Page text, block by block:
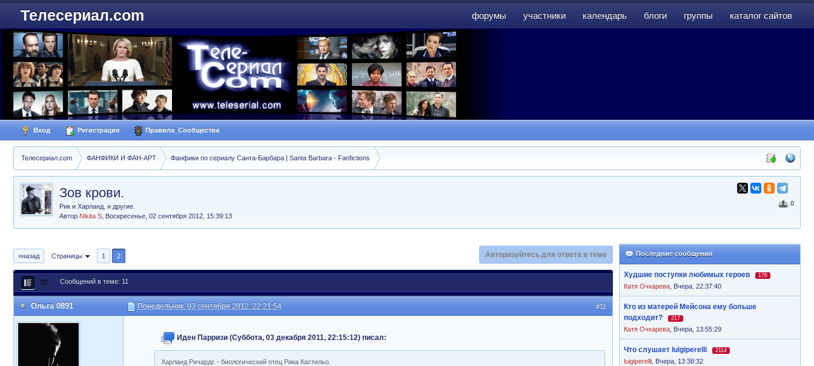
форумы участники календарь блоги группы каталог сайтов
Телесериал.com
Вход Регистрация Правила_Сообщества
Телесериал.com ФАНФИКИ И ФАН-АРТ Фанфики по сериалу Санта-Барбара | Santa Barbara - Fanfictions
0
Зов крови.
Рик и Харланд, и другие.
Автор Nikita S Воскресенье, 02 сентября 2012, 15:39:13
Последние сообщения
Худшие поступки любимых героев 176
Катя Очкарева Вчера, 22:37:40
Кто из матерей Мейсона ему больше
подходит?
217
Катя Очкарева Вчера, 13:55:29
Что слушает luigiperelli 2114
luigiperelli Вчера, 13:38:32
«назад Страницы 1 2 Авторизуйтесь для ответа в теме
Сообщений в теме: 11
#11
Ольга 0891 Понедельник, 03 сентября 2012, 22:21:54
Иден Парризи (Суббота, 03 декабря 2011, 22:15:12) писал:
Харланд Ричардс - биологический отец Рика Кастильо.